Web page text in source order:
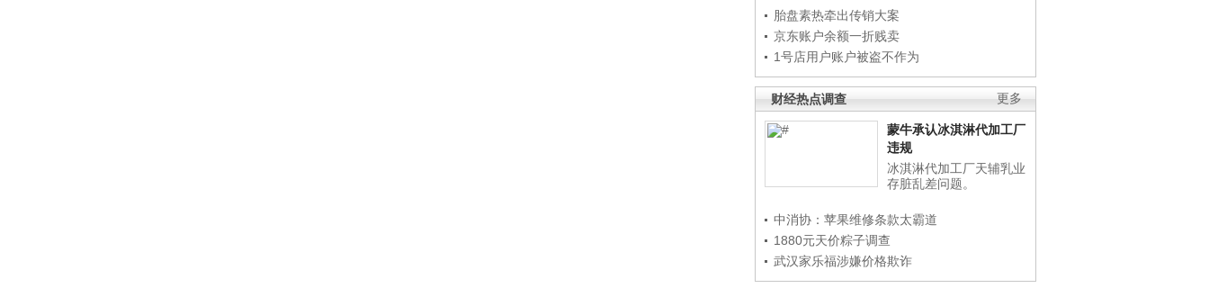
胎盘素热牵出传销大案
京东账户余额一折贱卖
1号店用户账户被盗不作为
更多
财经热点调查
蒙牛承认冰淇淋代加工厂
违规
冰淇淋代加工厂天辅乳业
存脏乱差问题。
中消协：苹果维修条款太霸道
1880元天价粽子调查
武汉家乐福涉嫌价格欺诈